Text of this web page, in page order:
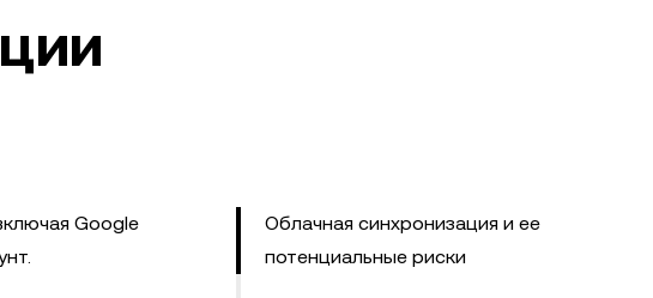
Google
Облачная синхронизация и ее
потенциальные риски